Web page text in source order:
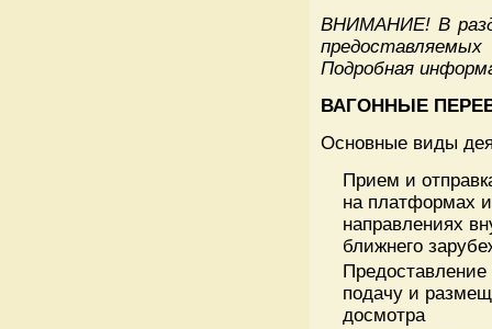
ВНИМАНИЕ!В
Подробная
ВАГОННЫЕ
Основные виды
Прием и
на платформах
направлениях
ближнего
Предоставление
подачу и
досмотра